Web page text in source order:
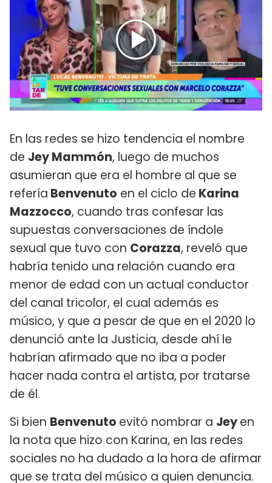
En las redes se hizo tendencia el nombre
de Jey Mammón, luego de muchos
asumieran que era el hombre al que se
refería Benvenuto en el ciclo de Karina
Mazzocco, cuando tras confesar las
supuestas conversaciones de índole
sexual que tuvo con Corazza, reveló que
habría tenido una relación cuando era
menor de edad con un actual conductor
del canal tricolor, el cual además es
músico, y que a pesar de que en el 2020 lo
denunció ante la Justicia, desde ahí le
habrían afirmado que no iba a poder
hacer nada contra el artista, por tratarse
de él.
Si bien Benvenuto evitó nombrar a Jeyen
la nota que hizo con Karina, en las redes
sociales no ha dudado a la hora de afirmar
que se trata del músico a quien denuncia.